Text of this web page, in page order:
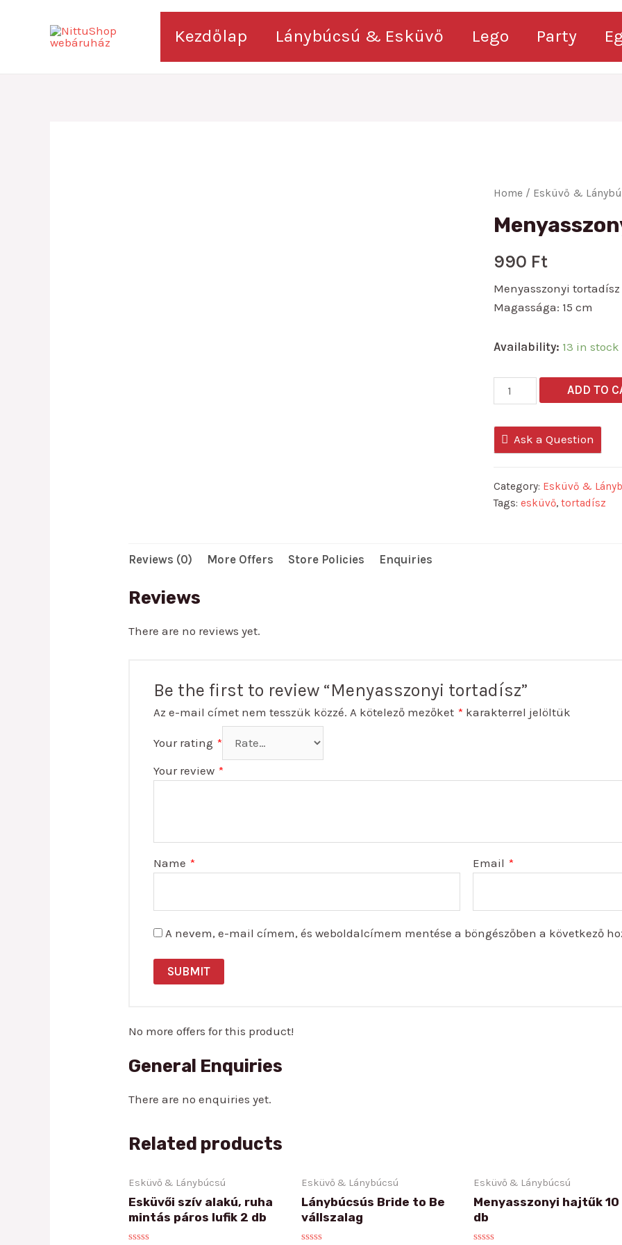
Kezdőlap Lánybúcsú & Esküvő Lego Party
Home / Esküvő &
990 Ft
Menyasszonyi
Magassága: 15 cm
Availability: 13 in stock
Menyasszonyi
tortadísz
ADD TO
Ask a Question
Category: Esküvő &
Tags: esküvő, tortadísz
Reviews (0) More Offers Store Policies Enquiries
Reviews
There are no reviews yet.
Be the first to review “Menyasszonyi tortadísz”
Az e-mail címet nem tesszük közzé. A kötelező mezőket * karakterrel jelöltük
Your rating *
Your review *
Name * Email *
A nevem, e-mail címem, és weboldalcímem mentése a böngészőben a következő
No more offers for this product!
General Enquiries
There are no enquiries yet.
Related products
Esküvő & Lánybúcsú
Esküvői szív alakú, ruha
mintás páros lufik 2 db
Esküvő & Lánybúcsú
Lánybúcsús Bride to Be
vállszalag
Esküvő & Lánybúcsú
Menyasszonyi hajtűk 10
db